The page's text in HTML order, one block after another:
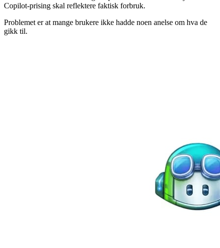
Copilot-prising skal reflektere faktisk forbruk.
Problemet er at mange brukere ikke hadde noen anelse om hva de
gikk til.